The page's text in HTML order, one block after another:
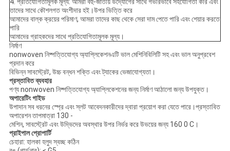
4. প্রতিযোগিতামূলক মূল্য: আমরা বহু-জাতীয় উদ্যোগের সাথে গভীরভাবে সহযোগিতা করি এবং
তাদের সাথে কৌশলগত অংশীদার হই।উপর ভিত্তি করে
আমাদের বাল্ক ক্রয়ের পরিমাণ, আমরা তাদের কাছ থেকে সেরা দাম পেতে পারি এবং শেয়ার করতে
পারি
আমাদের গ্রাহকদের সাথে প্রতিযোগিতামূলক মূল্য।
নির্মাণ
nonwoven নিষ্পত্তিযোগ্য অ্যাপ্লিকেশনএটি ভাল মেশিনিবিলিটি সহ এবং ভাল অনুপ্রবেশ
প্রদান করে
বিভিন্ন সাবস্ট্রেট, উচ্চ বন্ধন শক্তি এবং ট্যাকের ভেজাযোগ্যতা।
প্রস্তাবিত ব্যবহার
পণ্য nonwoven নিষ্পত্তিযোগ্য অ্যাপ্লিকেশনের জন্য নির্মাণ আঠালো জন্য উপযুক্ত।
অপারেটিং গাইড
উপাদান সব ধরনের স্প্রে এবং স্লট আবেদনকারীদের দ্বারা প্রয়োগ করা যেতে পারে।প্রস্তাবিত
অপারেশন তাপমাত্রা 130 -
মেশিন, সাবস্ট্রেট এবং উদ্ভিদের অবস্থার উপর নির্ভর করে উভয়ের জন্য 160 0 C।
প্রাইপাল প্রোপার্টি
চেহারা: হালকা হলুদ স্বচ্ছ কঠিন